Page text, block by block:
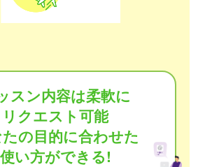
スン内容は柔軟に
リクエスト可能
の目的に合わせた
使い方ができる!